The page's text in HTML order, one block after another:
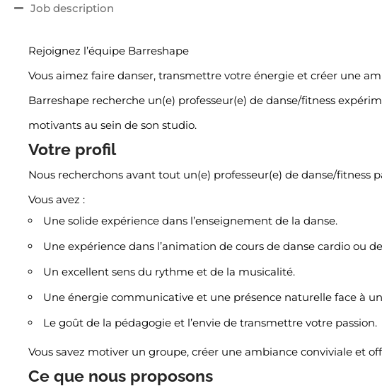
Job description
Rejoignez l’équipe Barreshape
Vous aimez faire danser, transmettre votre énergie et créer une
Barreshape recherche un(e) professeur(e) de danse/fitness
motivants au sein de son studio.
Votre profil
Nous recherchons avant tout un(e) professeur(e) de danse/fitness
Vous avez :
Une solide expérience dans l’enseignement de la danse.
Une expérience dans l’animation de cours de danse cardio ou
Un excellent sens du rythme et de la musicalité.
Une énergie communicative et une présence naturelle face à
Le goût de la pédagogie et l’envie de transmettre votre passion.
Vous savez motiver un groupe, créer une ambiance conviviale et
Ce que nous proposons